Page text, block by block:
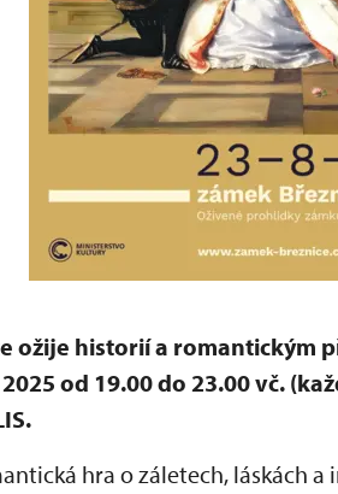
ožije historií a romantickým
od 19.00 do 23.00 vč.
hra o záletech, láskách